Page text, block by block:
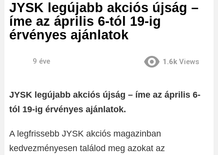
JYSK legújabb akciós újság –
íme az április 6-tól 19-ig
érvényes ajánlatok
9 éve 1.6k Views
JYSK legújabb akciós újság – íme az április 6-
tól 19-ig érvényes ajánlatok.
A legfrissebb JYSK akciós magazinban
kedvezményesen találod meg azokat az